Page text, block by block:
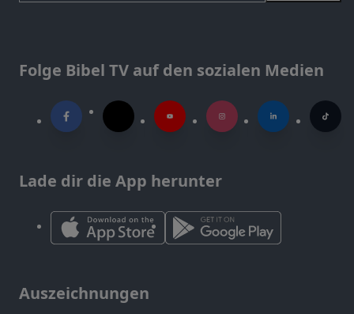
Folge Bibel TV auf den sozialen Medien
Lade dir die App herunter
Auszeichnungen